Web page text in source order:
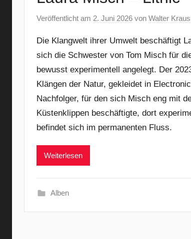
Veröffentlicht am 2. Juni 2026 von Walter Kraus
Die Klangwelt ihrer Umwelt beschäftigt
sich die Schwester von Tom Misch für
bewusst experimentell angelegt. Der
Klängen der Natur, gekleidet in
Nachfolger, für den sich Misch eng mit
Küstenklippen beschäftigte, dort
befindet sich im permanenten Fluss.
Weiterlesen
Alben